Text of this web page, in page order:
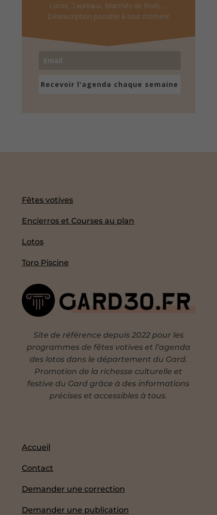
Lotos, Taureaux, Marchés de Noël, ...
Désinscription possible à tout moment
Recevoir l'agenda chaque semaine
Fêtes votives
Encierros et Courses au plan
Lotos
Toro Piscine
Site de référence depuis 2022 pour les
programmes de fêtes votives et l’agenda
des lotos dans le département du Gard.
Promotion de la richesse culturelle et
festive du Gard grâce à des informations
précises et accessibles à tous.
Accueil
Contact
Demander une correction
Demander une publication